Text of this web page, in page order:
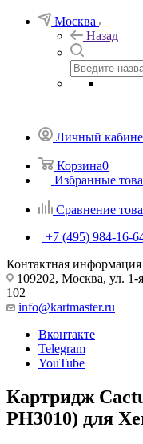
Москва
Назад
Личный
Корзина0
Избранные
Сравнение
+7 (495) 984-16-
Контактная информация
109202, Москва, ул. 1-
102
info@kartmaster.ru
Вконтакте
Telegram
YouTube
Картридж
PH3010) для